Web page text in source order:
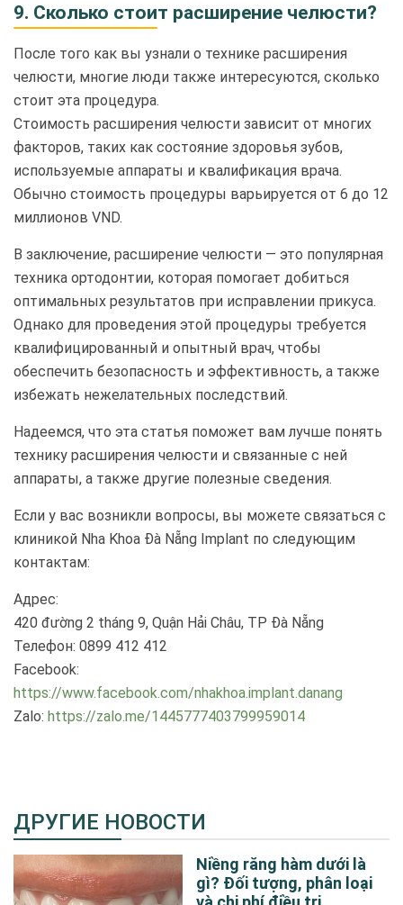
9. Сколько стоит расширение челюсти?
После того как вы узнали о технике расширения
челюсти, многие люди также интересуются, сколько
стоит эта процедура.
Стоимость расширения челюсти зависит от многих
факторов, таких как состояние здоровья зубов,
используемые аппараты и квалификация врача.
Обычно стоимость процедуры варьируется от 6 до 12
миллионов VND.
В заключение, расширение челюсти — это популярная
техника ортодонтии, которая помогает добиться
оптимальных результатов при исправлении прикуса.
Однако для проведения этой процедуры требуется
квалифицированный и опытный врач, чтобы
обеспечить безопасность и эффективность, а также
избежать нежелательных последствий.
Надеемся, что эта статья поможет вам лучше понять
технику расширения челюсти и связанные с ней
аппараты, а также другие полезные сведения.
Если у вас возникли вопросы, вы можете связаться с
клиникой Nha Khoa Đà Nẵng Implant по следующим
контактам:
Адрес:
420 đường 2 tháng 9, Quận Hải Châu, TP Đà Nẵng
Телефон: 0899 412 412
Facebook:
https://www.facebook.com/nhakhoa.implant.danang
Zalo: https://zalo.me/1445777403799959014
ДРУГИЕ НОВОСТИ
Niềng răng hàm dưới là
gì? Đối tượng, phân loại